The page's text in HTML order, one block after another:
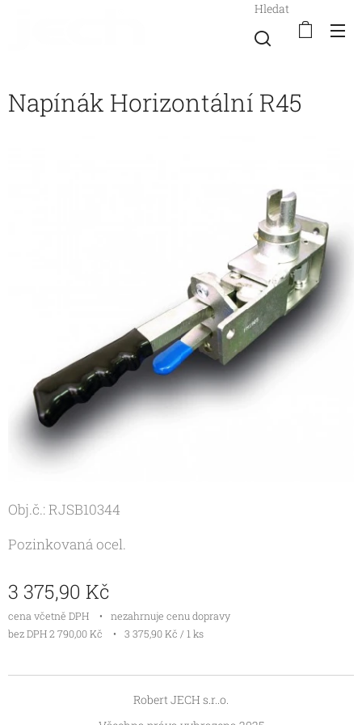
Hledat
Napínák Horizontální R45
Obj.č.: RJSB10344
Pozinkovaná ocel.
3 375,90 Kč
cena včetně DPH
nezahrnuje cenu dopravy
bez DPH 2 790,00 Kč
3 375,90 Kč / 1 ks
Robert JECH s.r..o.